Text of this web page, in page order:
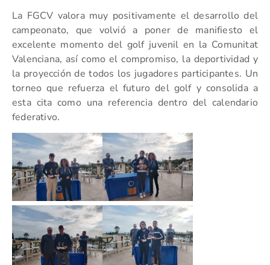
La FGCV valora muy positivamente el desarrollo del
campeonato, que volvió a poner de manifiesto el
excelente momento del golf juvenil en la Comunitat
Valenciana, así como el compromiso, la deportividad y
la proyección de todos los jugadores participantes. Un
torneo que refuerza el futuro del golf y consolida a
esta cita como una referencia dentro del calendario
federativo.